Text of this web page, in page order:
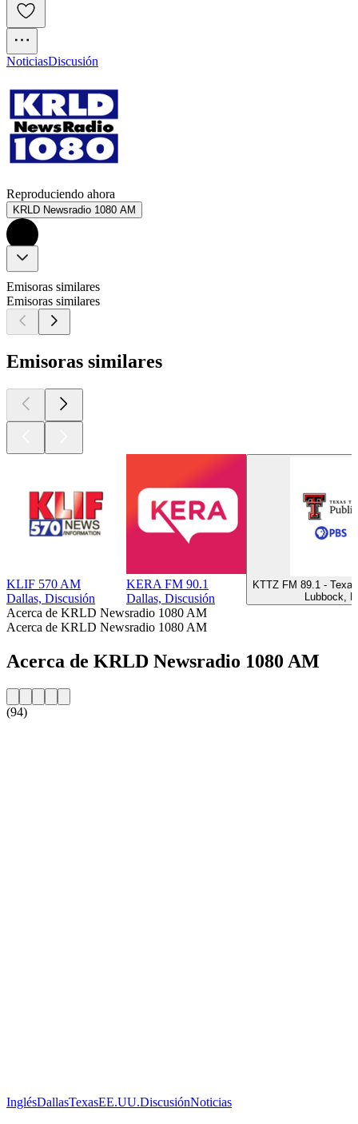
NoticiasDiscusión
Reproduciendo ahora
KRLD Newsradio 1080 AM
Emisoras similares
Emisoras similares
Emisoras similares
KLIF 570 AM
Dallas, Discusión
KERA FM 90.1
Dallas, Discusión
KTTZ FM 89.1 -
Lubbock,
Acerca de KRLD Newsradio 1080 AM
Acerca de KRLD Newsradio 1080 AM
Acerca de KRLD Newsradio 1080 AM
(94)
InglésDallasTexasEE.UU.DiscusiónNoticias